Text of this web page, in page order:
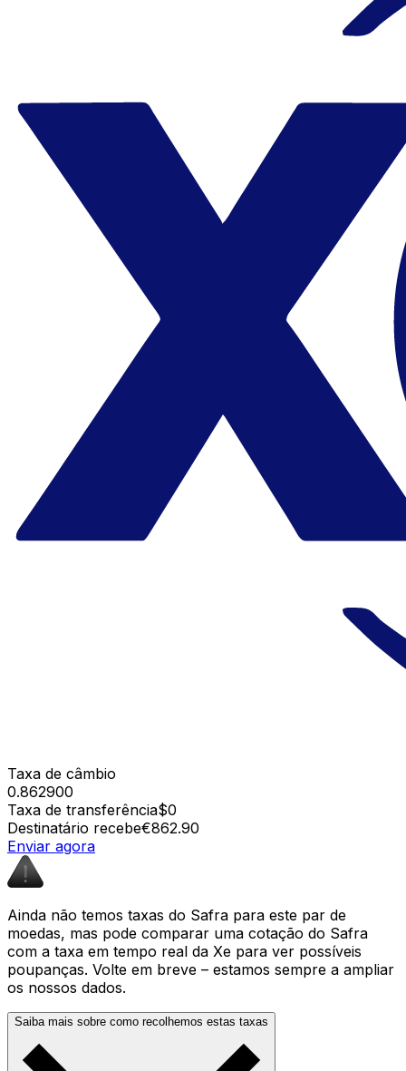
Taxa de câmbio
0.862900
Taxa de transferência$0
Destinatário recebe€862.90
Enviar agora
Ainda não temos taxas do Safra para este par de
moedas, mas pode comparar uma cotação do Safra
com a taxa em tempo real da Xe para ver possíveis
poupanças. Volte em breve – estamos sempre a ampliar
os nossos dados.
Saiba mais sobre como recolhemos estas taxas